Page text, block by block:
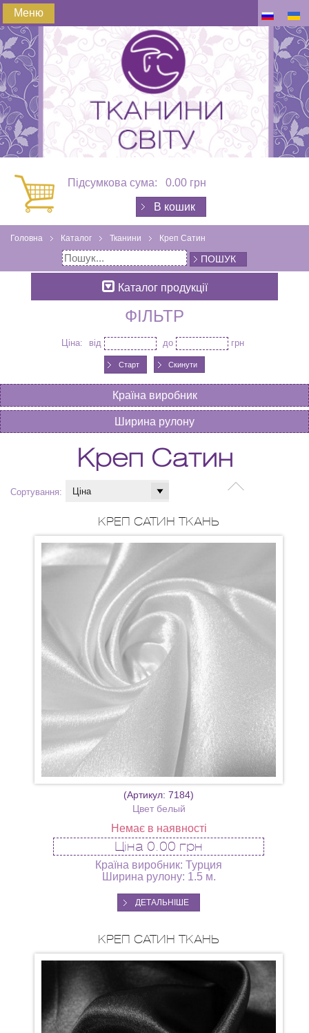
Меню
Підсумкова сума: 0.00 грн
В кошик
Головна Каталог Тканини Креп Сатин
ПОШУК
Каталог продукції
ФІЛЬТР
Ціна: від до грн
Скинути
Країна виробник
Ширина рулону
Креп Сатин
Сортування:
КРЕП САТИН ТКАНЬ
(Артикул: 7184)
Цвет белый
Немає в наявності
Ціна 0.00 грн
Країна виробник: Турция
Ширина рулону: 1.5 м.
ДЕТАЛЬНІШЕ
КРЕП САТИН ТКАНЬ